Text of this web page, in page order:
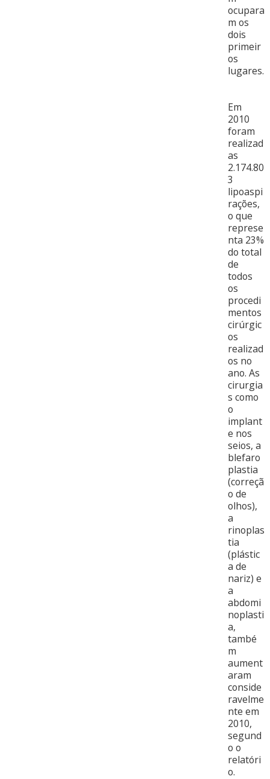
ocupara
m os
dois
primeir
os
lugares.
Em
2010
foram
realizad
as
2.174.80
3
lipoaspi
rações,
o que
represe
nta 23%
do total
de
todos
os
procedi
mentos
cirúrgic
os
realizad
os no
ano. As
cirurgia
s como
o
implant
e nos
seios, a
blefaro
plastia
(correçã
o de
olhos),
a
rinoplas
tia
(plástic
a de
nariz) e
a
abdomi
noplasti
a,
també
m
aument
aram
conside
ravelme
nte em
2010,
segund
o o
relatóri
o.